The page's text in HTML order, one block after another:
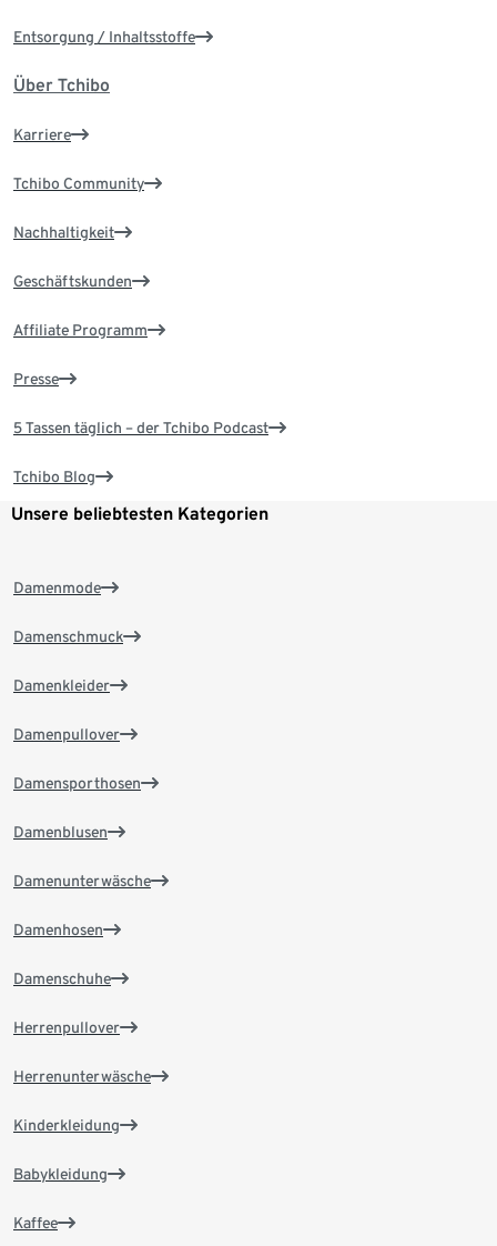
Entsorgung / Inhaltsstoffe
Über Tchibo
Karriere
Tchibo Community
Nachhaltigkeit
Geschäftskunden
Affiliate Programm
Presse
5 Tassen täglich – der Tchibo Podcast
Tchibo Blog
Unsere beliebtesten Kategorien
Damenmode
Damenschmuck
Damenkleider
Damenpullover
Damensporthosen
Damenblusen
Damenunterwäsche
Damenhosen
Damenschuhe
Herrenpullover
Herrenunterwäsche
Kinderkleidung
Babykleidung
Kaffee